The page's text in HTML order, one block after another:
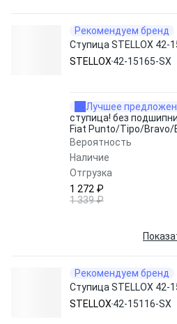
Рекомендуем бренд
Ступица STELLOX 42-
STELLOX 42-15165-SX
Лучшее
ступица! без
Fiat Punto/Tipo/Bravo/
Вероятность
Наличие
Отгрузка
1 272 ₽
1 339 ₽
Рекомендуем бренд
Ступица STELLOX 42-
STELLOX 42-15116-SX